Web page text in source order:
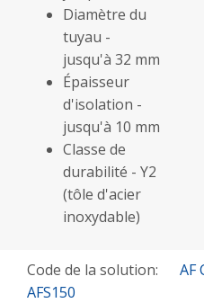
Diamètre du
tuyau -
jusqu'à 32 mm
Épaisseur
d'isolation -
jusqu'à 10 mm
Classe de
durabilité - Y2
(tôle d'acier
inoxydable)
Code de la solution:
AFS150
AF